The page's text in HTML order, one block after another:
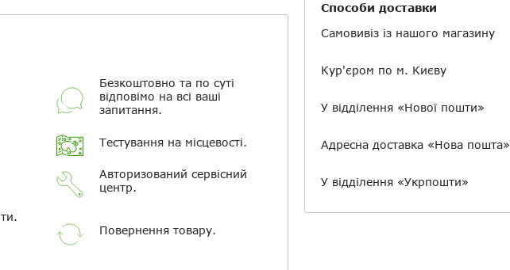
Безкоштовно та по суті
відповімо на всі ваші
запитання.
Тестування на місцевості.
Авторизований сервісний
центр.
Повернення товару.
Способи доставки
Самовивіз із нашого магазину
Кур'єром по м. Києву
У відділення «Нової пошти»
Адресна доставка «Нова пошта»
У відділення «Укрпошти»
Залишити відгук